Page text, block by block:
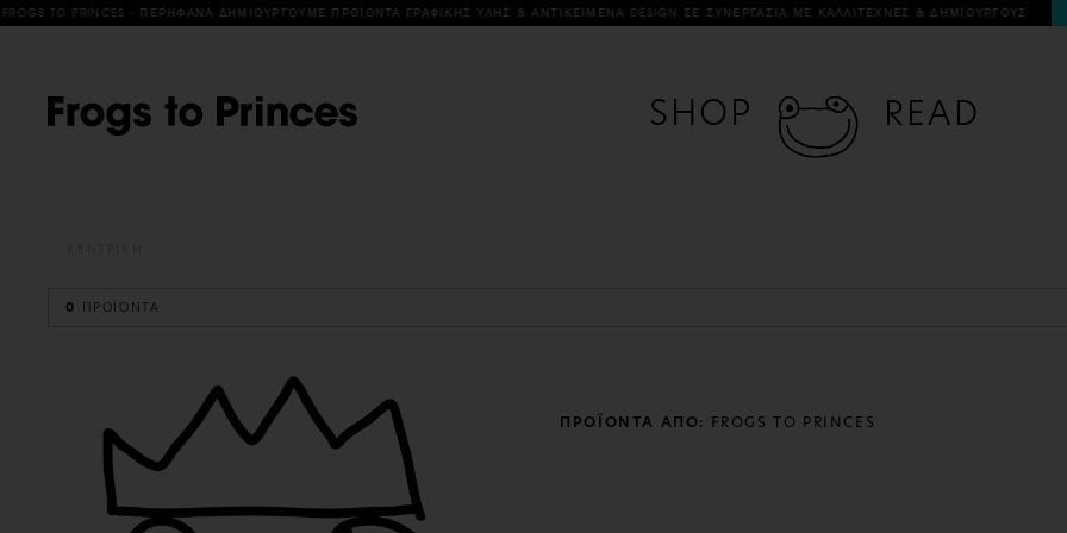
TO PRINCES - ΠΕΡΗΦΑΝΑ ΔΗΜΙΟΥΡΓΟΥΜΕ ΠΡΟΙΟΝΤΑ ΓΡΑΦΙΚΗΣ ΥΛΗΣ & ΑΝΤΙΚΕΙΜΕΝΑ DESIGN ΣΕ ΣΥΝΕΡΓΑΣΙΑ ΜΕ ΚΑΛΛΙΤΕΧΝΕΣ & ΔΗΜΙΟΥΡΓΟΥΣ
SHOP READ
0 ΠΡΟΪΌΝΤΑ
ΠΡΟΪΟΝΤΑ ΑΠΟ: FROGS TO PRINCES